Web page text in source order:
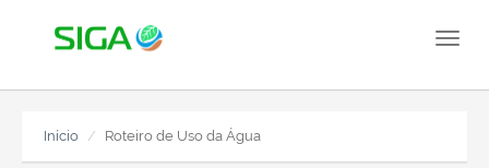
Início Roteiro de Uso da Água